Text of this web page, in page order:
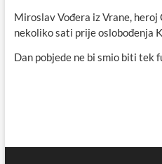
Miroslav Vođera iz Vrane,
nekoliko sati prije oslobođenja
Dan pobjede ne bi smio biti tek